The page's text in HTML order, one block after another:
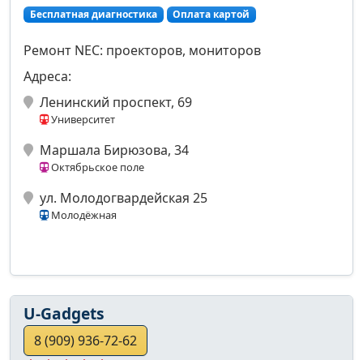
Бесплатная диагностика Оплата картой
Ремонт NEC: проекторов, мониторов
Адреса:
Ленинский проспект, 69
Университет
Маршала Бирюзова, 34
Октябрьское поле
ул. Молодогвардейская 25
Молодёжная
U-Gadgets
8 (909) 936-72-62